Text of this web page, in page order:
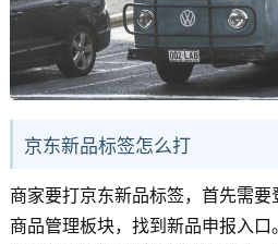
京东新品标签怎么打
商家要打京东新品标签，首先需
商品管理板块，找到新品申报入